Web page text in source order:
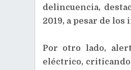
delincuencia,
2019, a pesar de
Por otro lado,
eléctrico,